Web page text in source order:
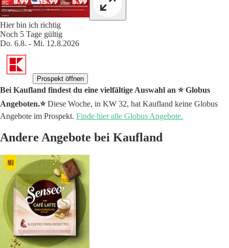
Hier bin ich richtig
Noch 5 Tage gültig
Do. 6.8. - Mi. 12.8.2026
Prospekt öffnen
Bei Kaufland findest du eine vielfältige Auswahl an ⭐️ Globus
Angeboten.⭐️Diese Woche, in KW 32, hat Kaufland keine Globus
Angebote im Prospekt. Finde hier alle Globus Angebote.
Andere Angebote bei Kaufland